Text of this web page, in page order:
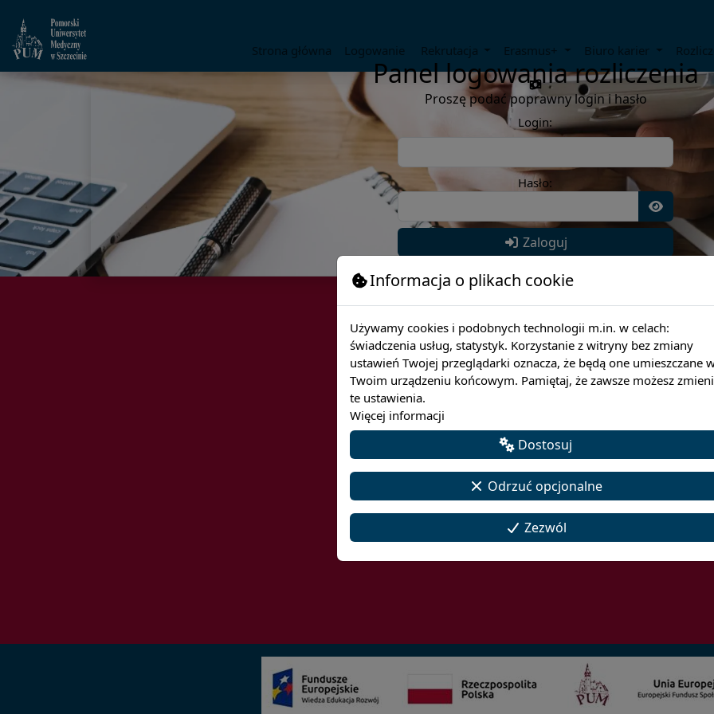
Strona główna Logowanie Rekrutacja Erasmus+ Biuro karier
Panel logowania rozliczenia
Proszę podać poprawny login i hasło
Login:
Hasło:
Zaloguj
Informacja o plikach cookie
Używamy cookies i podobnych technologii m.in. w celach:
świadczenia usług, statystyk. Korzystanie z witryny bez zmiany
ustawień Twojej przeglądarki oznacza, że będą one umieszczane
Twoim urządzeniu końcowym. Pamiętaj, że zawsze możesz
te ustawienia.
Więcej informacji
Dostosuj
Odrzuć opcjonalne
Zezwól